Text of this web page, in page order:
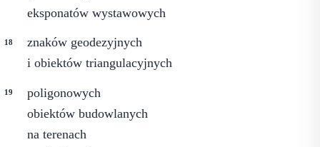
eksponatów wystawowych
znaków geodezyjnych
i obiektów triangulacyjnych
poligonowych
obiektów budowlanych
na terenach